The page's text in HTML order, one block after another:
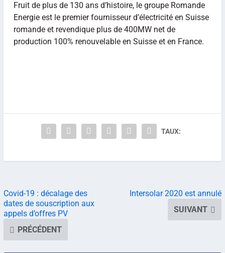
Fruit de plus de 130 ans d’histoire, le groupe Romande
Energie est le premier fournisseur d’électricité en Suisse
romande et revendique plus de 400MW net de
production 100% renouvelable en Suisse et en France.
TAUX:
Covid-19 : décalage des
dates de souscription aux
appels d’offres PV
PRÉCÉDENT
Intersolar 2020 est annulé
SUIVANT